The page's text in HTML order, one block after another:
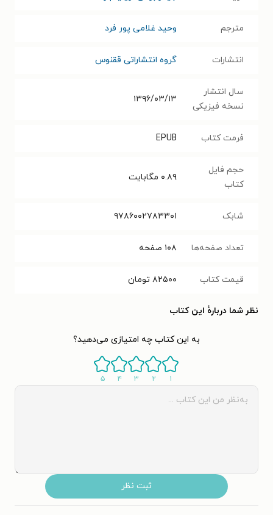
مترجم وحید غلامی پور فرد
انتشارات گروه انتشاراتی ققنوس
سال انتشار
نسخه فیزیکی
۱۳۹۶/۰۳/۱۳
فرمت کتاب EPUB
حجم فایل
کتاب
۰.۸۹ مگابایت
شابک ۹۷۸۶۰۰۲۷۸۳۳۰۱
تعداد صفحه‌ها ۱۰۸ صفحه
قیمت کتاب ۸۲۵۰۰ تومان
نظر شما دربارهٔ این کتاب
به این کتاب چه امتیازی می‌دهید؟
۱ ۲ ۳ ۴ ۵
ثبت نظر